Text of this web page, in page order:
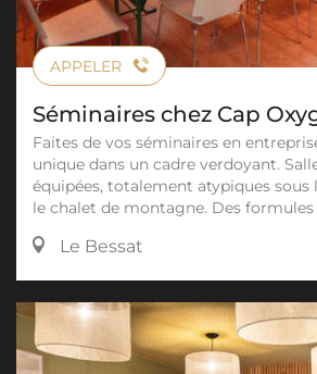
APPELER
Séminaires chez Cap
Faites de vos séminaires en
unique dans un cadre verdoyant.
équipées, totalement atypiques sous
le chalet de montagne. Des formules
Le Bessat